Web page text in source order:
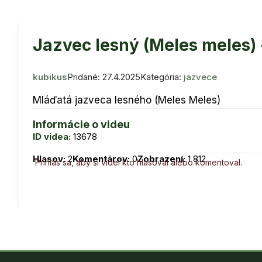
Jazvec lesný (Meles meles)
kubikusPridané: 27.4.2025Kategória: jazvece
Mláďatá jazveca lesného (Meles Meles)
Informácie o videu
ID videa: 13678
Hlasov:2Komentárov:0Zobrazení:1 812
Prihlás sa, aby si videl kto hlasoval alebo komentoval.